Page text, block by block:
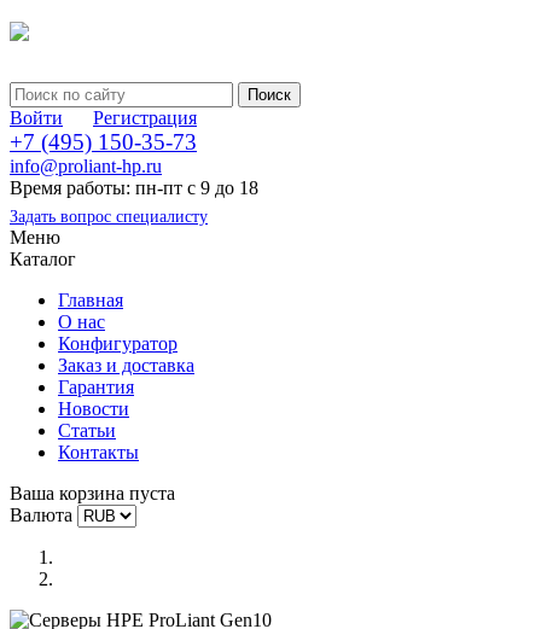
Войти Регистрация
+7 (495) 150-35-73
info@proliant-hp.ru
Время работы: пн-пт с 9 до 18
Задать вопрос специалисту
Меню
Каталог
Главная
О нас
Конфигуратор
Заказ и доставка
Гарантия
Новости
Статьи
Контакты
Ваша корзина пуста
Валюта